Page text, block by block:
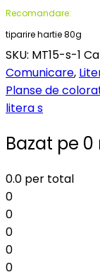
Recomandare:
tiparire hartie 80g
SKU: MT15-s-1
Comunicare,
Planse de
litera s
Bazat pe 0
0.0 per total
0
0
0
0
0